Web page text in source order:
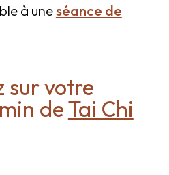
à uneséance de
sur votre
deTai Chi